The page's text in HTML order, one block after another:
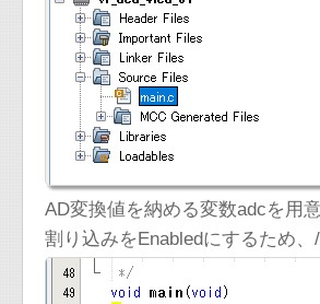
AD変換値を納める変数adcを用意
割り込みをEnabledにするため、